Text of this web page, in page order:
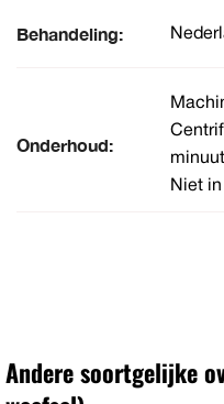
Behandeling:
Onderhoud:
Niet
Andere soortgelijke